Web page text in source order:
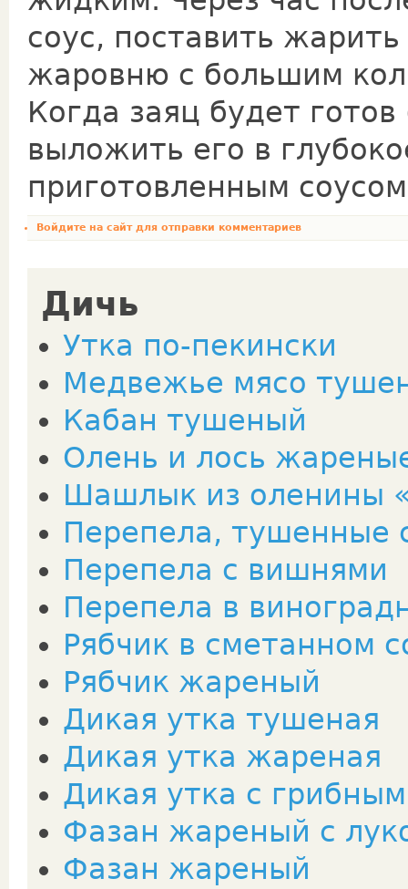
соус, поставить
жаровню с большим
Когда заяц будет
выложить его в
приготовленным
Войдите на сайтдля отправки комментариев
Дичь
Утка по-пекински
Медвежье мясо
Кабан тушеный
Олень и лось
Шашлык из оленины
Перепела, тушенные
Перепела с вишнями
Перепела в
Рябчик в сметанном
Рябчик жареный
Дикая утка тушеная
Дикая утка жареная
Дикая утка с
Фазан жареный с
Фазан жареный